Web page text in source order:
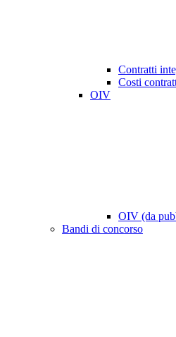
Contratti
Costi
OIV
OIV (da
Bandi di concorso